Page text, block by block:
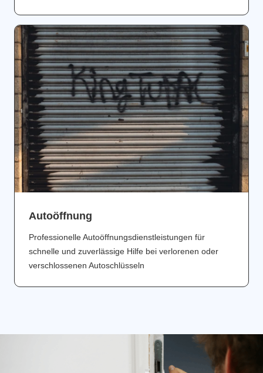
Аutoöffnung
Professionelle Autoöffnungsdienstleistungen für
schnelle und zuverlässige Hilfe bei verlorenen oder
verschlossenen Autoschlüsseln